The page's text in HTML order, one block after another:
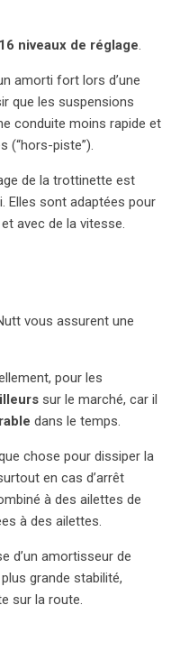
16 niveaux de réglage.
amorti fort lors d’une
que les suspensions
conduite moins rapide et
(“hors-piste”).
de la trottinette est
Elles sont adaptées pour
avec de la vitesse.
vous assurent une
pour les
sur le marché, car il
dans le temps.
chose pour dissiper la
en cas d’arrêt
à des ailettes de
à des ailettes.
d’un amortisseur de
grande stabilité,
sur la route.